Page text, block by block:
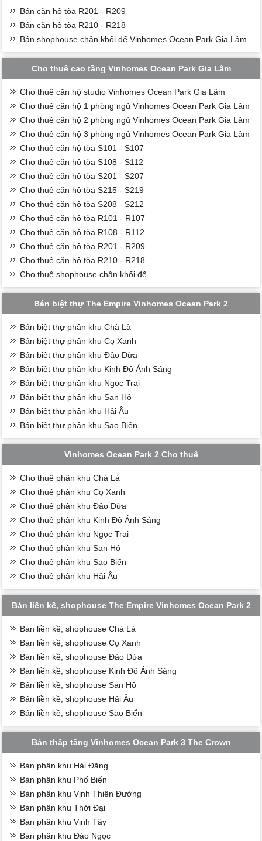
Bán căn hộ tòa R201 - R209
Bán căn hộ tòa R210 - R218
Bán shophouse chân khối đế Vinhomes Ocean Park Gia Lâm
Cho thuê cao tầng Vinhomes Ocean Park Gia Lâm
Cho thuê căn hộ studio Vinhomes Ocean Park Gia Lâm
Cho thuê căn hộ 1 phòng ngủ Vinhomes Ocean Park Gia Lâm
Cho thuê căn hộ 2 phòng ngủ Vinhomes Ocean Park Gia Lâm
Cho thuê căn hộ 3 phòng ngủ Vinhomes Ocean Park Gia Lâm
Cho thuê căn hộ tòa S101 - S107
Cho thuê căn hộ tòa S108 - S112
Cho thuê căn hộ tòa S201 - S207
Cho thuê căn hộ tòa S215 - S219
Cho thuê căn hộ tòa S208 - S212
Cho thuê căn hộ tòa R101 - R107
Cho thuê căn hộ tòa R108 - R112
Cho thuê căn hộ tòa R201 - R209
Cho thuê căn hộ tòa R210 - R218
Cho thuê shophouse chân khối đế
Bán biệt thự The Empire Vinhomes Ocean Park 2
Bán biệt thự phân khu Chà Là
Bán biệt thự phân khu Cọ Xanh
Bán biệt thự phân khu Đảo Dừa
Bán biệt thự phân khu Kinh Đô Ánh Sáng
Bán biệt thự phân khu Ngọc Trai
Bán biệt thự phân khu San Hô
Bán biệt thự phân khu Hải Âu
Bán biệt thự phân khu Sao Biển
Vinhomes Ocean Park 2 Cho thuê
Cho thuê phân khu Chà Là
Cho thuê phân khu Cọ Xanh
Cho thuê phân khu Đảo Dừa
Cho thuê phân khu Kinh Đô Ánh Sáng
Cho thuê phân khu Ngọc Trai
Cho thuê phân khu San Hô
Cho thuê phân khu Sao Biển
Cho thuê phân khu Hải Âu
Bán liền kề, shophouse The Empire Vinhomes Ocean Park 2
Bán liền kề, shophouse Chà Là
Bán liền kề, shophouse Cọ Xanh
Bán liền kề, shophouse Đảo Dừa
Bán liền kề, shophouse Kinh Đô Ánh Sáng
Bán liền kề, shophouse San Hô
Bán liền kề, shophouse Hải Âu
Bán liền kề, shophouse Sao Biển
Bán thấp tầng Vinhomes Ocean Park 3 The Crown
Bán phân khu Hải Đăng
Bán phân khu Phố Biển
Bán phân khu Vịnh Thiên Đường
Bán phân khu Thời Đại
Bán phân khu Vịnh Tây
Bán phân khu Đảo Ngọc